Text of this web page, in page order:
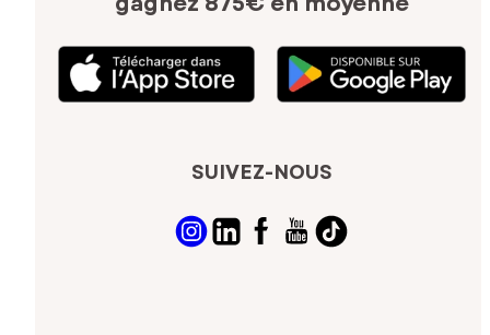
SUIVEZ-NOUS